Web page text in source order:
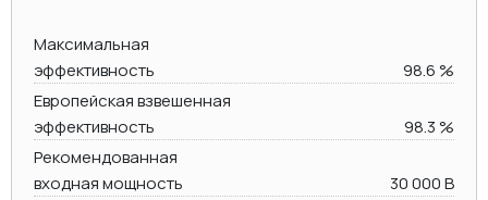
Максимальная
эффективность
98.6 %
Европейская взвешенная
эффективность
98.3 %
Рекомендованная
входная мощность
30 000 В